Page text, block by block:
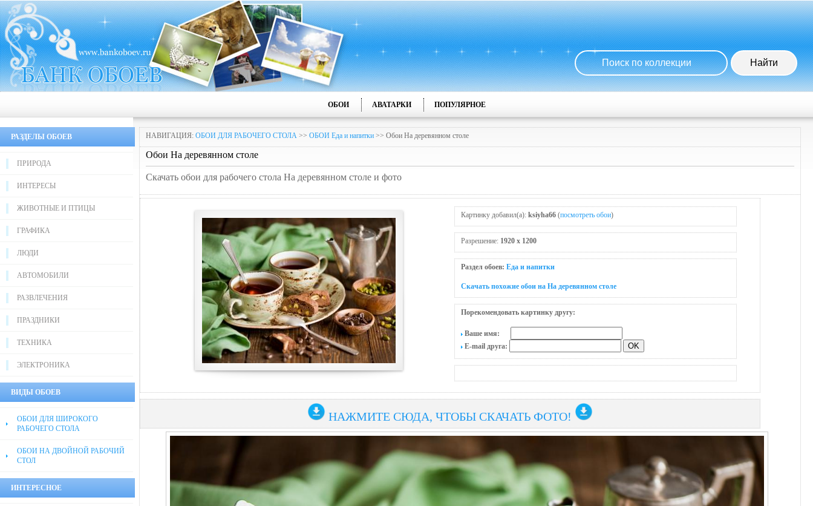
ОБОИ АВАТАРКИ ПОПУЛЯРНОЕ
РАЗДЕЛЫ ОБОЕВ
ПРИРОДА
ИНТЕРЕСЫ
ЖИВОТНЫЕ И ПТИЦЫ
ГРАФИКА
ЛЮДИ
АВТОМОБИЛИ
РАЗВЛЕЧЕНИЯ
ПРАЗДНИКИ
ТЕХНИКА
ЭЛЕКТРОНИКА
ВИДЫ ОБОЕВ
ОБОИ ДЛЯ ШИРОКОГО
РАБОЧЕГО СТОЛА
ОБОИ НА ДВОЙНОЙ РАБОЧИЙ
СТОЛ
ИНТЕРЕСНОЕ
НАВИГАЦИЯ: ОБОИ ДЛЯ РАБОЧЕГО СТОЛА >> ОБОИ Еда и напитки >> Обои На деревяннoм столе
Обои На деревяннoм столе
Скачать обои для рабочего стола На деревяннoм столе и фото
Картинку добавил(а): ksiyha66 (посмотреть обои)
Разрешение: 1920 x 1200
Раздел обоев: Еда и напитки
Скачать похожие обои на На деревяннoм столе
Порекомендовать картинку другу:
Ваше имя:
E-mail друга:
НАЖМИТЕ СЮДА, ЧТОБЫ СКАЧАТЬ ФОТО!